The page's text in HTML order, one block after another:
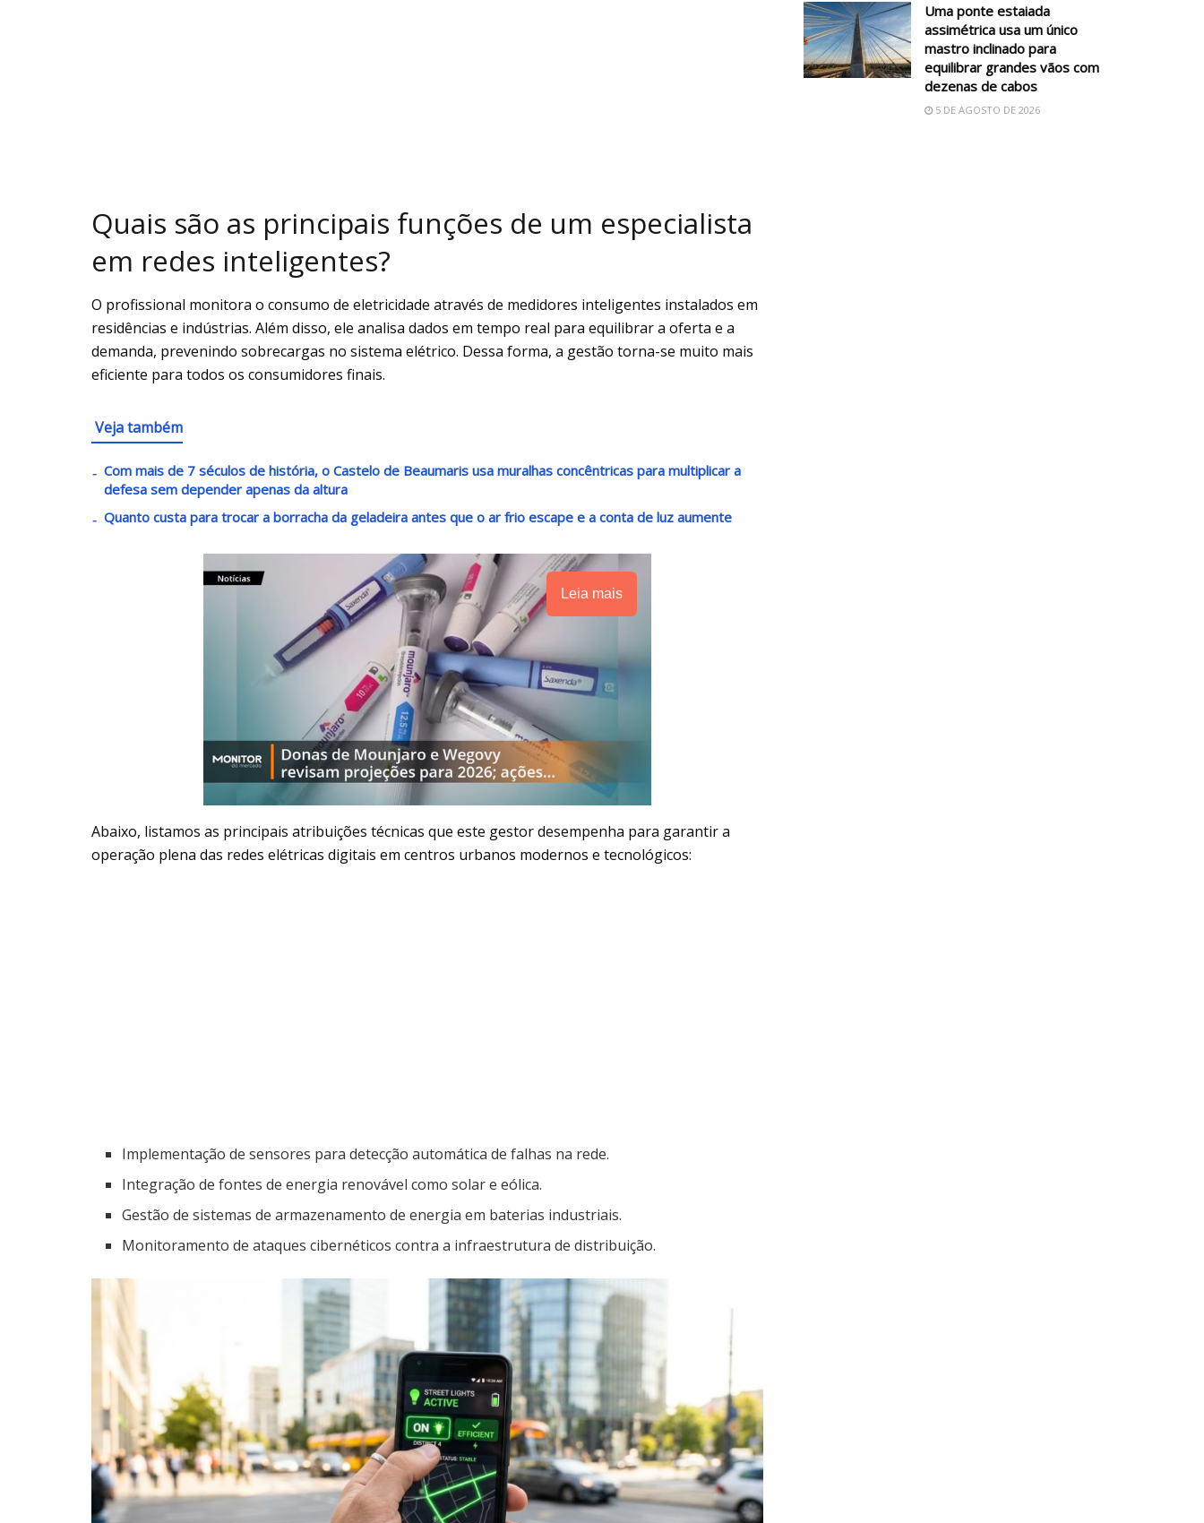
Quais são as principais funções de um especialista
em redes inteligentes?
O profissional monitora o consumo de eletricidade através de medidores inteligentes instalados em
residências e indústrias. Além disso, ele analisa dados em tempo real para equilibrar a oferta e a
demanda, prevenindo sobrecargas no sistema elétrico. Dessa forma, a gestão torna-se muito mais
eficiente para todos os consumidores finais.
Veja também
Com mais de 7 séculos de história, o Castelo de Beaumaris usa muralhas concêntricas para multiplicar a
defesa sem depender apenas da altura
Quanto custa para trocar a borracha da geladeira antes que o ar frio escape e a conta de luz aumente
Leia mais
Abaixo, listamos as principais atribuições técnicas que este gestor desempenha para garantir a
operação plena das redes elétricas digitais em centros urbanos modernos e tecnológicos:
Implementação de sensores para detecção automática de falhas na rede.
Integração de fontes de energia renovável como solar e eólica.
Gestão de sistemas de armazenamento de energia em baterias industriais.
Monitoramento de ataques cibernéticos contra a infraestrutura de distribuição.
Uma ponte estaiada
assimétrica usa um único
mastro inclinado para
equilibrar grandes vãos com
dezenas de cabos
5 DE AGOSTO DE 2026